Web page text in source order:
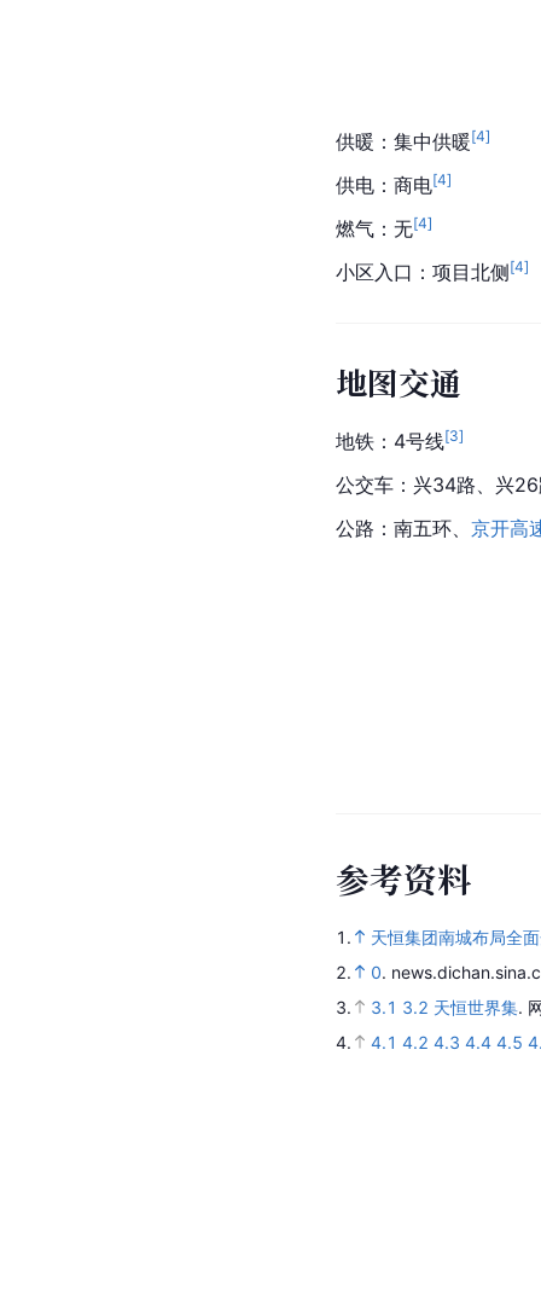
供暖：集中供暖[4]
供电：商电[4]
燃气：无[4]
小区入口：项目北侧[4]
地图交通
地铁：4号线[3]
公交车：兴34路、兴
公路：南五环、 京开高
参考资料
1.
天恒集团南城布局全
2.
0.
3.
3.1 3.2 天恒世界集.
4.
4.1 4.2 4.3 4.4 4.5